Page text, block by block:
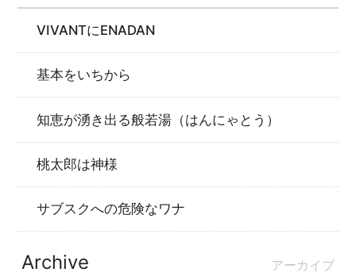
VIVANTにENADAN
基本をいちから
知恵が湧き出る般若湯（はんにゃとう）
桃太郎は神様
サブスクへの危険なワナ
Archive アーカイブ